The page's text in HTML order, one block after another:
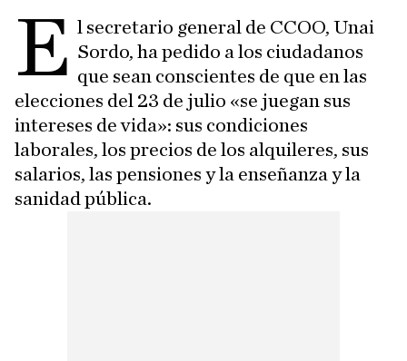
E l secretario general de CCOO, Unai
Sordo, ha pedido a los ciudadanos
que sean conscientes de que en las
elecciones del 23 de julio «se juegan sus
intereses de vida»: sus condiciones
laborales, los precios de los alquileres, sus
salarios, las pensiones y la enseñanza y la
sanidad pública.